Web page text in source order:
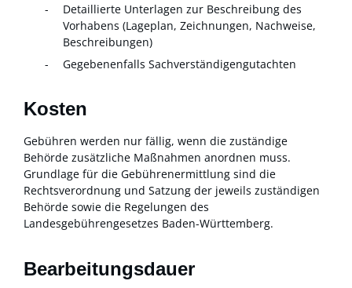
Detaillierte Unterlagen zur Beschreibung des
Vorhabens (Lageplan, Zeichnungen, Nachweise,
Beschreibungen)
Gegebenenfalls Sachverständigengutachten
Kosten
Gebühren werden nur fällig, wenn die zuständige
Behörde zusätzliche Maßnahmen anordnen muss.
Grundlage für die Gebührenermittlung sind die
Rechtsverordnung und Satzung der jeweils zuständigen
Behörde sowie die Regelungen des
Landesgebührengesetzes Baden-Württemberg.
Bearbeitungsdauer